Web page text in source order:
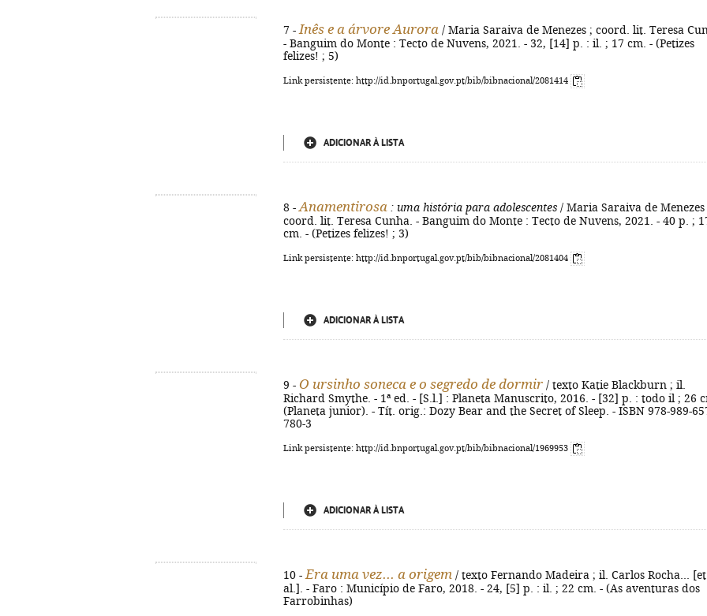
7 - Inês e a árvore Aurora / Maria Saraiva de Menezes ; coord. lit. Teresa
- Banguim do Monte : Tecto de Nuvens, 2021. - 32, [14] p. : il. ; 17 cm. - (Petizes
felizes! ; 5)
Link persistente: http://id.bnportugal.gov.pt/bib/bibnacional/2081414
ADICIONAR À LISTA
8 - Anamentirosa : uma história para adolescentes / Maria Saraiva de Menezes
coord. lit. Teresa Cunha. - Banguim do Monte : Tecto de Nuvens, 2021. - 40 p. ;
cm. - (Petizes felizes! ; 3)
Link persistente: http://id.bnportugal.gov.pt/bib/bibnacional/2081404
ADICIONAR À LISTA
9 - O ursinho soneca e o segredo de dormir / texto Katie Blackburn ; il.
Richard Smythe. - 1ª ed. - [S.l.] : Planeta Manuscrito, 2016. - [32] p. : todo il ; 26
(Planeta junior). - Tít. orig.: Dozy Bear and the Secret of Sleep. - ISBN 978-989-
780-3
Link persistente: http://id.bnportugal.gov.pt/bib/bibnacional/1969953
ADICIONAR À LISTA
10 - Era uma vez... a origem / texto Fernando Madeira ; il. Carlos Rocha... [et
al.]. - Faro : Município de Faro, 2018. - 24, [5] p. : il. ; 22 cm. - (As aventuras dos
Farrobinhas)